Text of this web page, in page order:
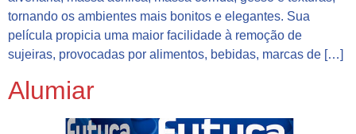
tornando os ambientes mais bonitos e elegantes. Sua
película propicia uma maior facilidade à remoção de
sujeiras, provocadas por alimentos, bebidas, marcas de […]
Alumiar